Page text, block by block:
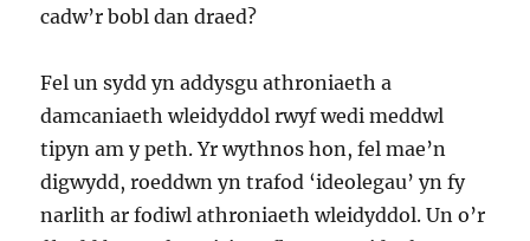
cadw’r bobl dan draed?
Fel un sydd yn addysgu athroniaeth a
damcaniaeth wleidyddol rwyf wedi meddwl
tipyn am y peth. Yr wythnos hon, fel mae’n
digwydd, roeddwn yn trafod ‘ideolegau’ yn fy
narlith ar fodiwl athroniaeth wleidyddol. Un o’r